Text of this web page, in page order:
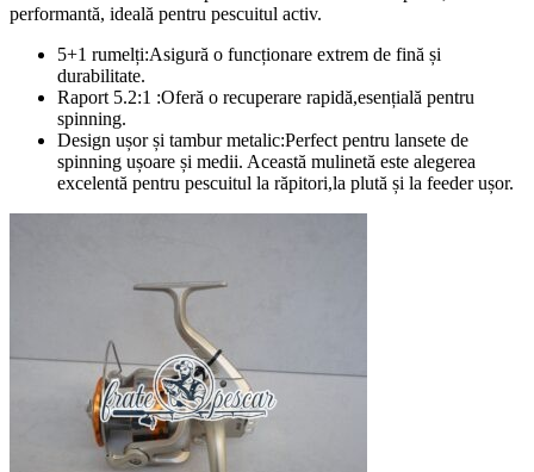
performantă, ideală pentru pescuitul activ.
5+1 rumelți:Asigură o funcționare extrem de fină și
durabilitate.
Raport 5.2:1 :Oferă o recuperare rapidă,esențială pentru
spinning.
Design ușor și tambur metalic:Perfect pentru lansete de
spinning ușoare și medii. Această mulinetă este alegerea
excelentă pentru pescuitul la răpitori,la plută și la feeder ușor.